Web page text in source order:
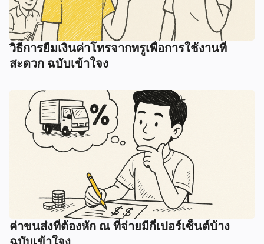
วิธีการยืมเงินค่าโทรจากทรูเพื่อการใช้งานที่
สะดวก ฉบับเข้าใจง
ค่าขนส่งที่ต้องหัก ณ ที่จ่ายมีกี่เปอร์เซ็นต์บ้าง